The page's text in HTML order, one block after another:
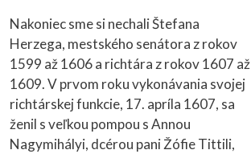
Nakoniec sme si nechali Štefana
Herzega, mestského senátora z rokov
1599 až 1606 a richtára z rokov 1607 až
1609. V prvom roku vykonávania svojej
richtárskej funkcie, 17. apríla 1607, sa
ženil s veľkou pompou s Annou
Nagymihályi, dcérou pani Žófie Tittili,